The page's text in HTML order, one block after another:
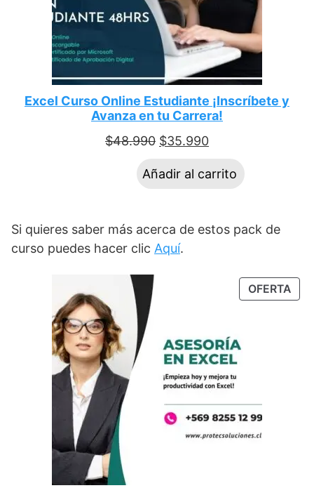
Excel Curso Online Estudiante ¡Inscríbete y
Avanza en tu Carrera!
$48.990 $35.990
Añadir al carrito
Si quieres saber más acerca de estos pack de
curso puedes hacer clic Aquí.
OFERTA